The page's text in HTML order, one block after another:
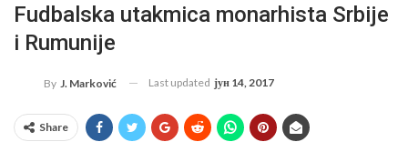
Fudbalska utakmica monarhista Srbije
i Rumunije
By J. Marković Last updated јун 14, 2017
Share